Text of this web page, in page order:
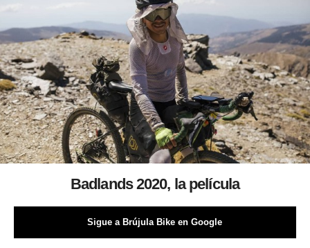
Badlands 2020, la película
Sigue a Brújula Bike en Google